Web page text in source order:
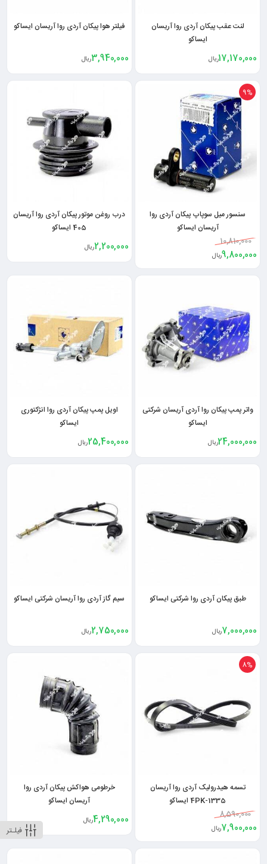
فیلـتر
لنت عقب پیکان آردی روا آریسان
ایساکو
17,170,000ریال
فیلتر هوا پیکان آردی روا آریسان ایساکو
3,940,000ریال
9%
سنسور میل سوپاپ پیکان آردی روا
آریسان ایساکو
10,810,000
9,800,000ریال
درب روغن موتور پیکان آردی روا آریسان
405 ایساکو
2,200,000ریال
واتر پمپ پیکان روا آردی آریسان شرکتی
ایساکو
24,000,000ریال
اویل پمپ پیکان آردی روا انژکتوری
ایساکو
25,400,000ریال
طبق پیکان آردی روا شرکتی ایساکو
7,000,000ریال
سیم گاز آردی روا آریسان شرکتی ایساکو
2,750,000ریال
8%
تسمه هیدرولیک آردی روا آریسان
4PK-1335 ایساکو
8,590,000
7,900,000ریال
خرطومی هواکش پیکان آردی روا
آریسان ایساکو
4,290,000ریال